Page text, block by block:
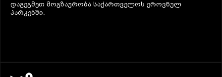
დაგეგმეთ მოგზაურობა საქართველოს ეროვნულ
პარკებში.